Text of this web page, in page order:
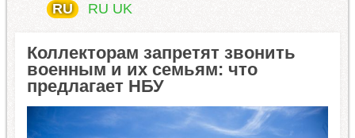
RU RU UK
Коллекторам запретят звонить
военным и их семьям: что
предлагает НБУ